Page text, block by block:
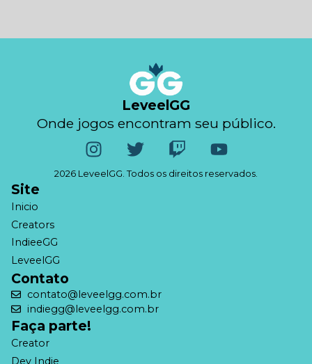
LeveelGG
Onde jogos encontram seu público.
2026 LeveelGG. Todos os direitos reservados.
Site
Inicio
Creators
IndieeGG
LeveelGG
Contato
contato@leveelgg.com.br
indiegg@leveelgg.com.br
Faça parte!
Creator
Dev Indie